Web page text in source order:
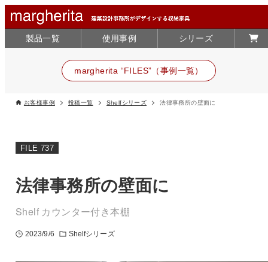
製品一覧 使用事例 シリーズ
margherita “FILES”（事例一覧）
お客様事例 投稿一覧 Shelfシリーズ 法律事務所の壁面に
FILE 737
法律事務所の壁面に
Shelf カウンター付き本棚
2023/9/6 Shelfシリーズ